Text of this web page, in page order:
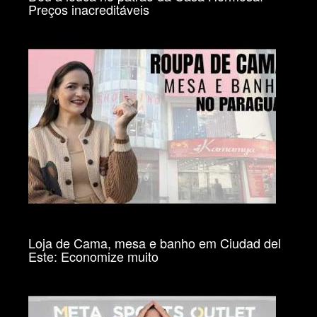
Preços inacreditáveis
Loja de Cama, mesa e banho em Ciudad del
Este: Economize muito